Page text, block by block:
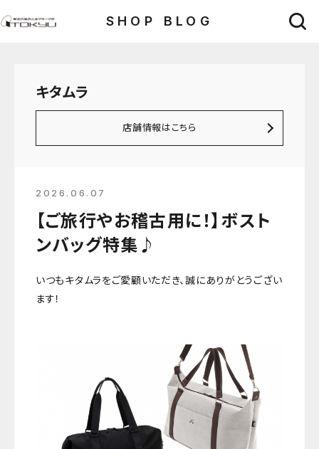
SHOP BLOG
キタムラ
店舗情報はこちら
2026.06.07
【ご旅行やお稽古用に！】ボスト
ンバッグ特集♪
いつもキタムラをご愛顧いただき、誠にありがとうござい
ます！